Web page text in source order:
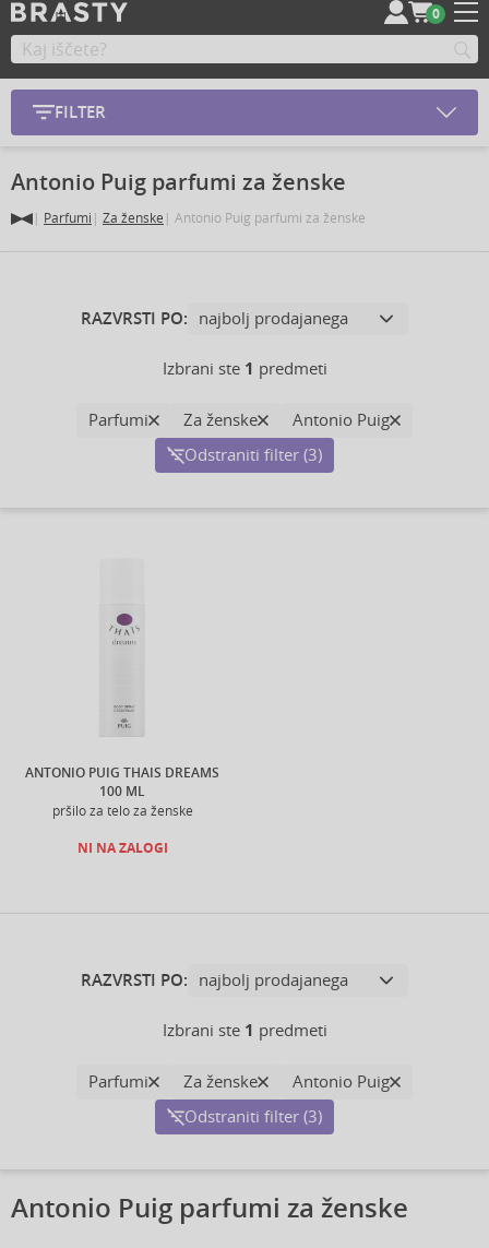
0
FILTER
Antonio Puig parfumi za ženske
Parfumi Za ženske Antonio Puig parfumi za ženske
RAZVRSTI PO:
Izbrani ste 1 predmeti
Parfumi Za ženske
Antonio Puig
Odstraniti filter (3)
ANTONIO PUIG THAIS DREAMS
100 ML
pršilo za telo za ženske
NI NA ZALOGI
RAZVRSTI PO:
Izbrani ste 1 predmeti
Parfumi Za ženske
Antonio Puig
Odstraniti filter (3)
Antonio Puig parfumi za ženske